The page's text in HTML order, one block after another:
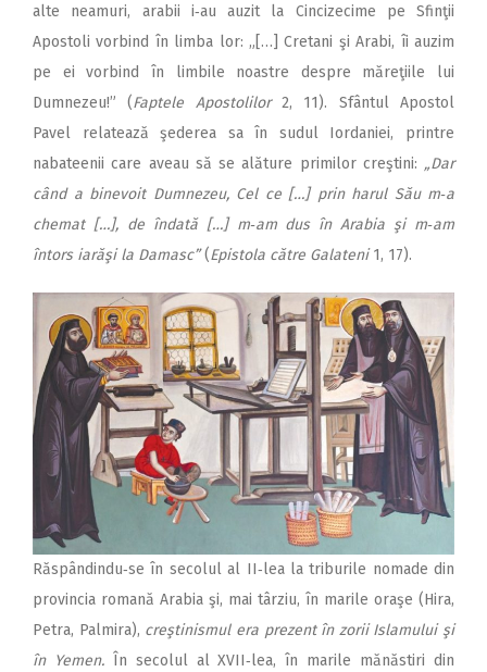
2012
2011
2009
alte neamuri, arabii i‑au auzit la Cincizecime pe Sfinţii
Apostoli vorbind în limba lor: „[…] Cretani şi Arabi, îi auzim
pe ei vorbind în limbile noastre despre măreţiile lui
Dumnezeu!” (Faptele Apostolilor2, 11). Sfân­tul Apostol
Pavel relatează şederea sa în sudul Iordaniei, printre
nabateenii care aveau să se alăture primilor creştini: „Dar
când a binevoit Dumnezeu, Cel ce […] prin harul Său m‑a
chemat […], de îndată […] m‑am dus în Arabia şi m‑am
întors iarăşi la Damasc”(Epistola către Galateni1, 17).
Răspândindu‑se în secolul al II‑lea la triburile nomade din
provincia romană Arabia şi, mai târziu, în marile oraşe (Hira,
Petra, Palmira), creştinismul era prezent în zorii Islamului şi
în Yemen.În secolul al XVII‑lea, în marile mănăstiri din